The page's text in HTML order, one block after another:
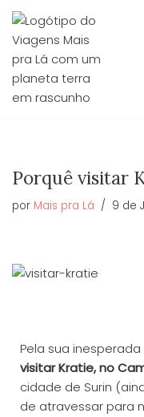
Avançar
para
o
conteúdo
Porquê visitar
por Mais pra Lá 9 de
Pela sua
visitar Kratie, no
cidade de Surin
de atravessar para